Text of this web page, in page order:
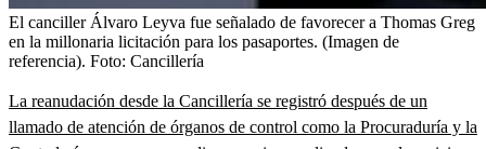
El canciller Álvaro Leyva fue señalado de favorecer a Thomas Greg
en la millonaria licitación para los pasaportes. (Imagen de
referencia). Foto: Cancillería
La reanudación desde la Cancillería se registró después de un
llamado de atención de órganos de control como la Procuraduría y la